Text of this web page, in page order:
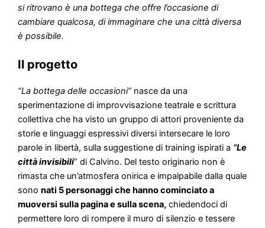
Il progetto
“La bottega delle occasioni”
collettiva che ha visto un gruppo di attori proveniente da
parole in libertà, sulla suggestione di training ispirati a
città invisibili” di Calvino. Del testo originario non è
rimasta che un’atmosfera onirica e impalpabile dalla quale
sono nati 5 personaggi che hanno cominciato a
muoversi sulla pagina e sulla scena,chiedendoci di
permettere loro di rompere il muro di silenzio e tessere
una rete di relazioni alla quale affidarsi.
Prenotazioni e biglietti